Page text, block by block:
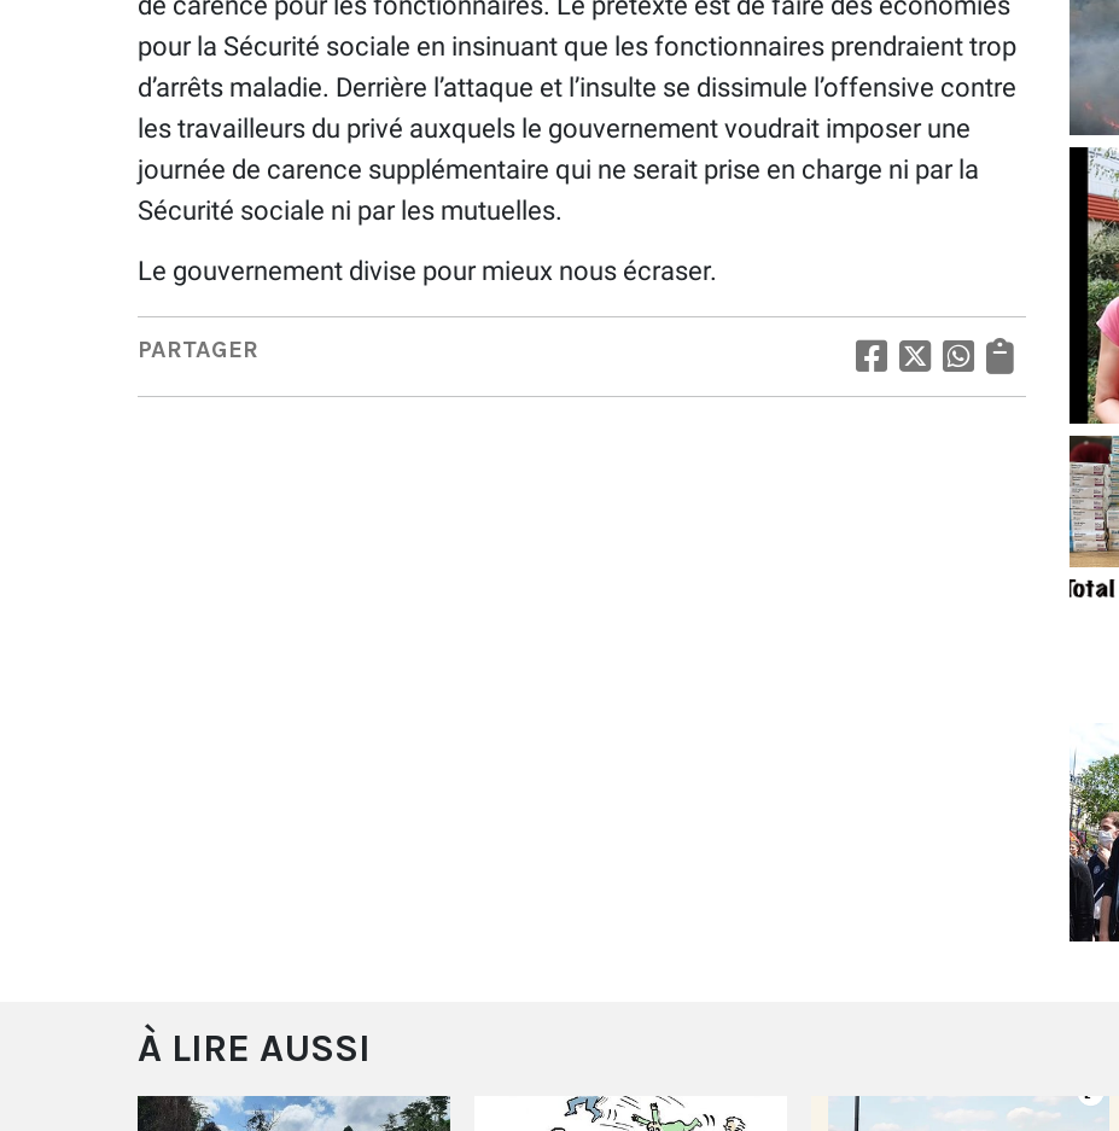
pour la Sécurité sociale en insinuant que les fonctionnaires prendraient trop
d’arrêts maladie. Derrière l’attaque et l’insulte se dissimule l’offensive contre
les travailleurs du privé auxquels le gouvernement voudrait imposer une
journée de carence supplémentaire qui ne serait prise en charge ni par la
Sécurité sociale ni par les mutuelles.
Le gouvernement divise pour mieux nous écraser.
PARTAGER
À LIRE AUSSI